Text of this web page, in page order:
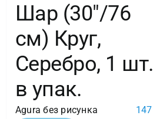
Шар (30″/76
см) Круг,
Серебро, 1 шт.
в упак.
Agura без рисунка 147